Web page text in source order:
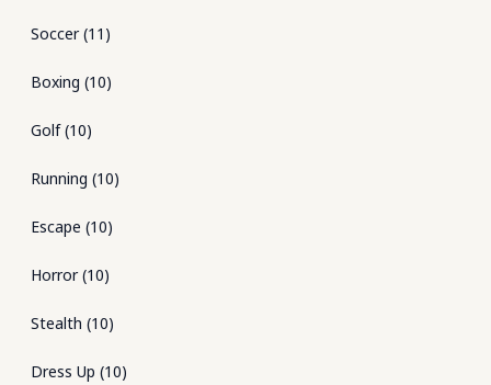
Soccer(11 )
Boxing (10)
Golf(10)
Running (10)
Escape (10)
Horror(10)
Stealth (10)
Dress Up (10)